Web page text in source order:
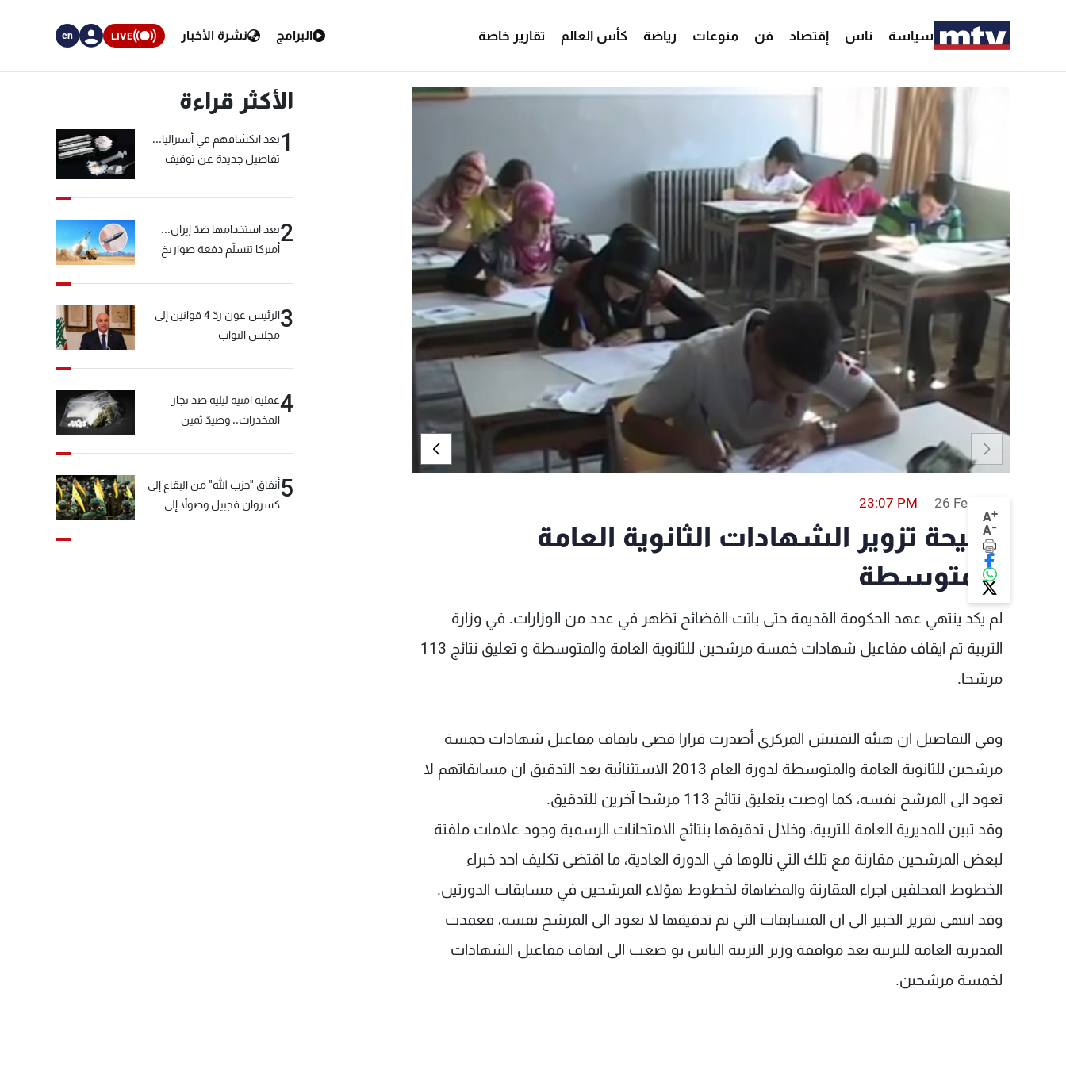
سياسة ناس إقتصاد فن منوعات رياضة كأس العالم تقارير خاصة البرامج نشرة الأخبار LIVE
en
A+
A-
26 Feb 2014
23:07 PM
فضيحة تزوير الشهادات الثانوية العامة
والمتوسطة
لم يكد ينتهي عهد الحكومة القديمة حتى باتت الفضائح تظهر في عدد من الوزارات. في وزارة
التربية تم ايقاف مفاعيل شهادات خمسة مرشحين للثانوية العامة والمتوسطة و تعليق نتائج 113
مرشحا.
وفي التفاصيل ان هيئة التفتيش المركزي أصدرت قرارا قضى بايقاف مفاعيل شهادات خمسة
مرشحين للثانوية العامة والمتوسطة لدورة العام 2013 الاستثنائية بعد التدقيق ان مسابقاتهم لا
تعود الى المرشح نفسه، كما اوصت بتعليق نتائج 113 مرشحا آخرين للتدقيق.
وقد تبين للمديرية العامة للتربية، وخلال تدقيقها بنتائج الامتحانات الرسمية وجود علامات ملفتة
لبعض المرشحين مقارنة مع تلك التي نالوها في الدورة العادية، ما اقتضى تكليف احد خبراء
الخطوط المحلفين اجراء المقارنة والمضاهاة لخطوط هؤلاء المرشحين في مسابقات الدورتين.
وقد انتهى تقرير الخبير الى ان المسابقات التي تم تدقيقها لا تعود الى المرشح نفسه، فعمدت
المديرية العامة للتربية بعد موافقة وزير التربية الياس بو صعب الى ايقاف مفاعيل الشهادات
لخمسة مرشحين.
الأكثر قراءة
1بعد انكشافهم في أستراليا...
تفاصيل جديدة عن توقيف
2بعد استخدامها ضدّ إيران...
أميركا تتسلّم دفعة صواريخ
3
الرئيس عون ردّ 4 قوانين إلى
مجلس النواب
4عملية امنية ليلية ضد تجار
المخدرات.. وصيدٌ ثمين
5أنفاق "حزب الله" من البقاع إلى
كسروان فجبيل وصولاً إلى